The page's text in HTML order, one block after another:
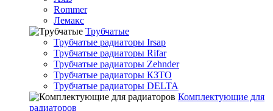
Rommer
Лемакс
Трубчатые
Трубчатые радиаторы Irsap
Трубчатые радиаторы Rifar
Трубчатые радиаторы Zehnder
Трубчатые радиаторы КЗТО
Трубчатые радиаторы DELTA
Комплектующие для
радиаторов